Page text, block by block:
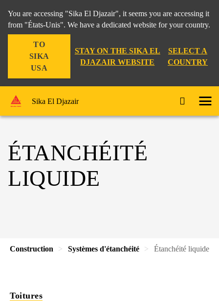
You are accessing "Sika El Djazair", it seems you are accessing it
from "États-Unis". We have a dedicated website for your country.
TO
SIKA
USA
STAY ON THE SIKA EL
DJAZAIR WEBSITE
SELECT A
COUNTRY
Sika El Djazair
ÉTANCHÉITÉ
LIQUIDE
Construction Systèmes d'étanchéité Étanchéité liquide
Toitures